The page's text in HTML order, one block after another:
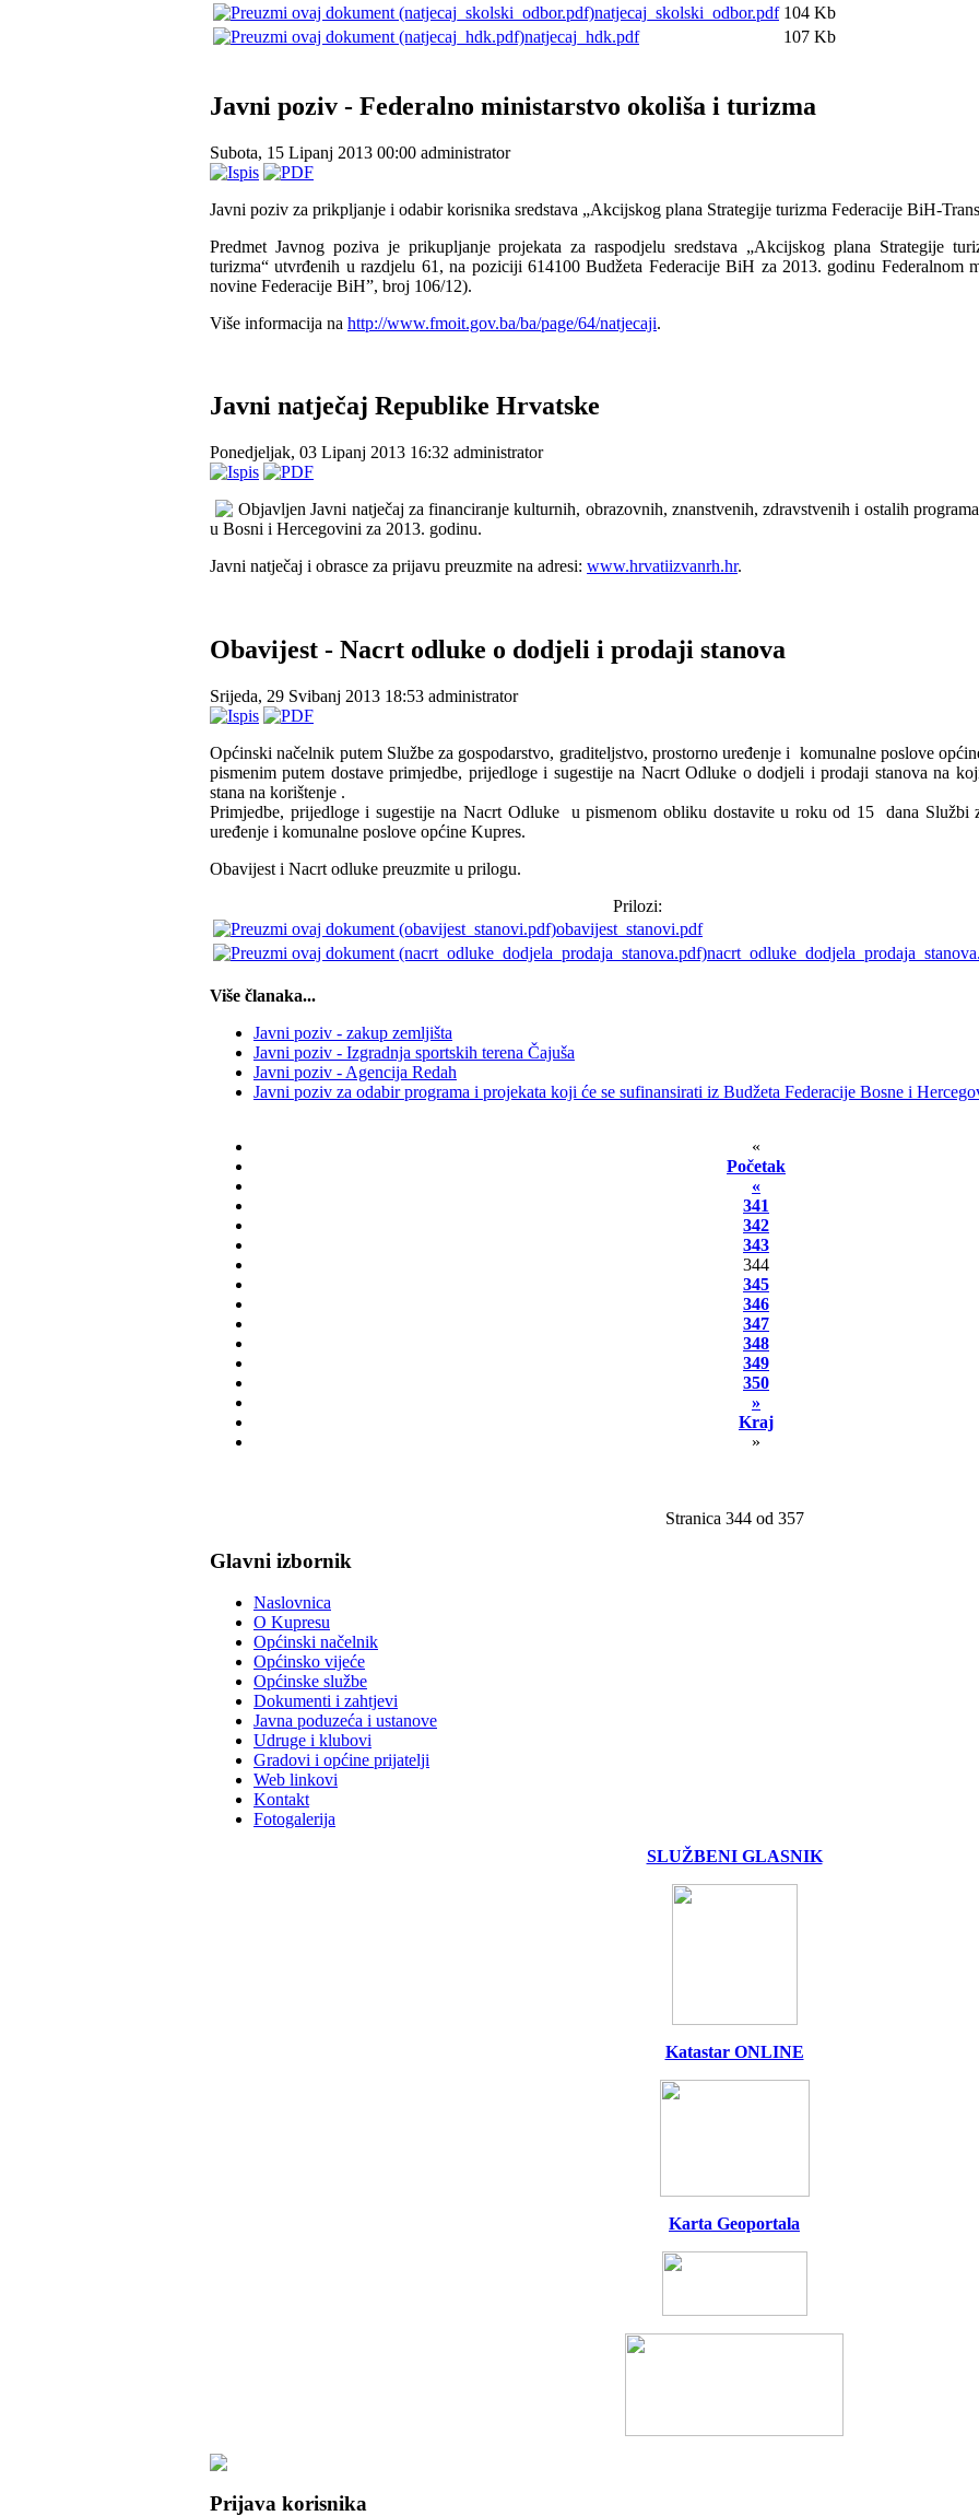
natjecaj_skolski_odbor.pdf 104 Kb
natjecaj_hdk.pdf
107 Kb
Javni poziv - Federalno ministarstvo okoliša i turizma
Subota, 15 Lipanj 2013 00:00 administrator
Javni poziv za prikpljanje i odabir korisnika sredstava „Akcijskog plana Strategije turizma Federacije BiH-
Predmet Javnog poziva je prikupljanje projekata za raspodjelu sredstava „Akcijskog plana Strategije
turizma“ utvrđenih u razdjelu 61, na poziciji 614100 Budžeta Federacije BiH za 2013. godinu Federalnom
novine Federacije BiH”, broj 106/12).
Više informacija na http://www.fmoit.gov.ba/ba/page/64/natjecaji.
Javni natječaj Republike Hrvatske
Ponedjeljak, 03 Lipanj 2013 16:32 administrator
Objavljen Javni natječaj za financiranje kulturnih, obrazovnih, znanstvenih, zdravstvenih i ostalih
u Bosni i Hercegovini za 2013. godinu.
Javni natječaj i obrasce za prijavu preuzmite na adresi: www.hrvatiizvanrh.hr.
Obavijest - Nacrt odluke o dodjeli i prodaji stanova
Srijeda, 29 Svibanj 2013 18:53 administrator
Općinski načelnik putem Službe za gospodarstvo, graditeljstvo, prostorno uređenje i komunalne poslove
pismenim putem dostave primjedbe, prijedloge i sugestije na Nacrt Odluke o dodjeli i prodaji stanova na
stana na korištenje .
Primjedbe, prijedloge i sugestije na Nacrt Odluke u pismenom obliku dostavite u roku od 15 dana Službi
uređenje i komunalne poslove općine Kupres.
Obavijest i Nacrt odluke preuzmite u prilogu.
Prilozi:
obavijest_stanovi.pdf
Više članaka...
Javni poziv - zakup zemljišta
Javni poziv - Izgradnja sportskih terena Čajuša
Javni poziv - Agencija Redah
Javni poziv za odabir programa i projekata koji će se sufinansirati iz Budžeta Federacije Bosne i
«
Početak
«
341
342
343
344
345
346
347
348
349
350
»
Kraj
»
Stranica 344 od 357
Glavni izbornik
Naslovnica
O Kupresu
Općinski načelnik
Općinsko vijeće
Općinske službe
Dokumenti i zahtjevi
Javna poduzeća i ustanove
Udruge i klubovi
Gradovi i općine prijatelji
Web linkovi
Kontakt
Fotogalerija
SLUŽBENI GLASNIK
Katastar ONLINE
Karta Geoportala
Prijava korisnika